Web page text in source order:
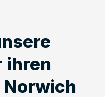
ihren
Norwich